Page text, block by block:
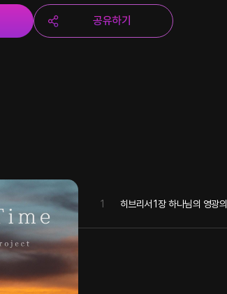
공유하기
1 히브리서1장 하나님의 영광의